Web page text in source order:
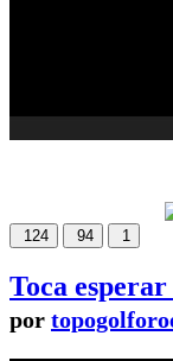
124 94 1
Toca esperar
por